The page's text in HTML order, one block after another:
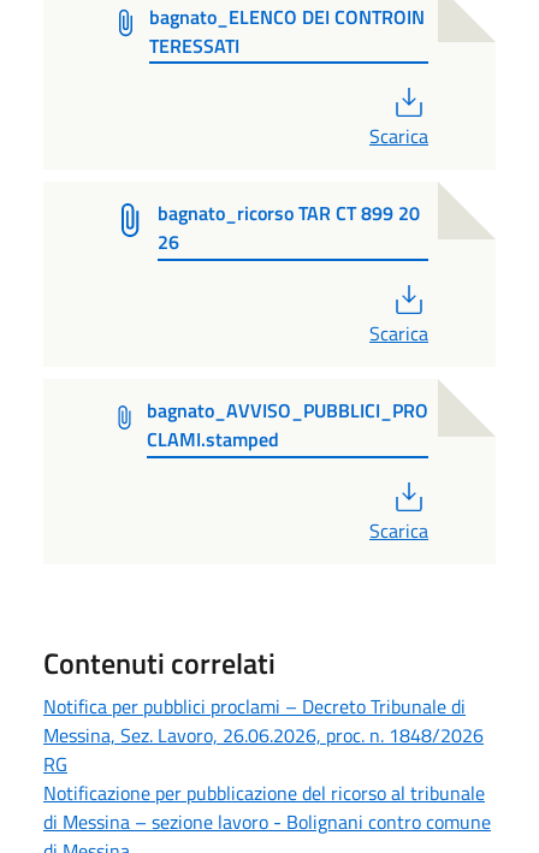
bagnato_ELENCO DEI CONTROIN
TERESSATI
Scarica
bagnato_ricorso TAR CT 899 20
26
Scarica
bagnato_AVVISO_PUBBLICI_PRO
CLAMI.stamped
Scarica
Contenuti correlati
Notifica per pubblici proclami – Decreto Tribunale di
Messina, Sez. Lavoro, 26.06.2026, proc. n. 1848/2026
RG
Notificazione per pubblicazione del ricorso al tribunale
di Messina – sezione lavoro - Bolignani contro comune